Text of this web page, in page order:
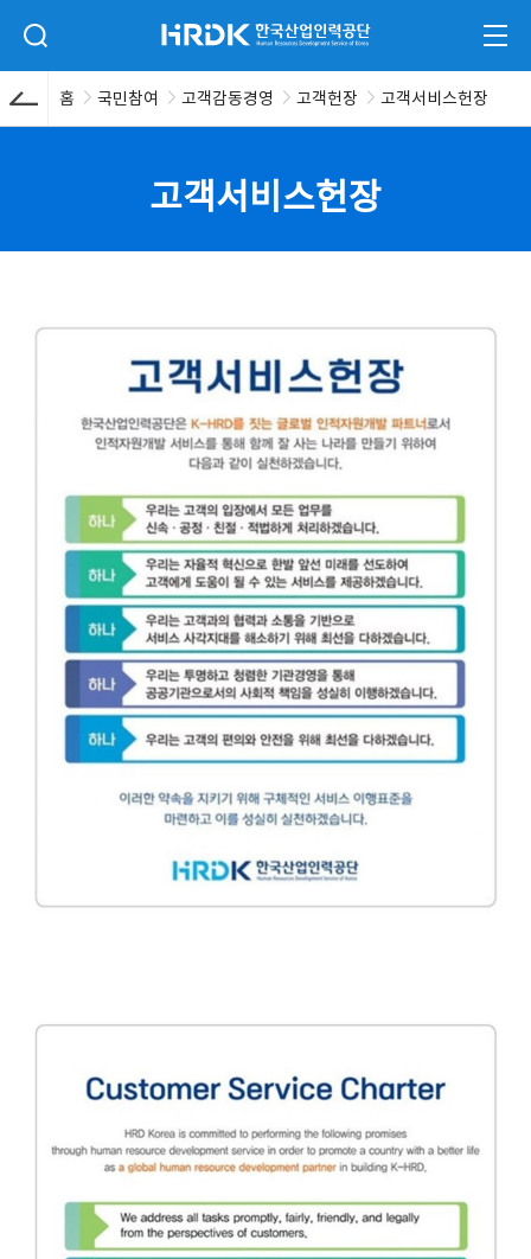
검색 입력폼 열기 HRDK 한국산업인력공단 전체
홈 국민참여 고객감동경영 고객헌장 고객서비스헌장
고객서비스헌장